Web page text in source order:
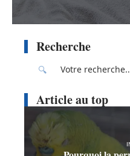
Recherche
Article au top